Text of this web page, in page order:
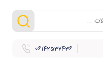
06142537436